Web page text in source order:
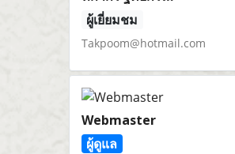
ผู้เยี่ยมชม
Takpoom@hotmail.com
Webmaster
ผู้ดูแล